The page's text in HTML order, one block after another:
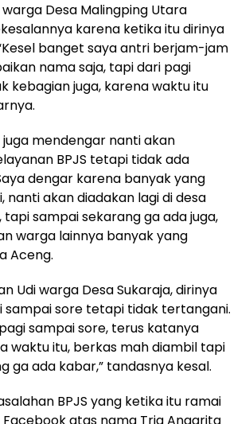
Desa Malingping Utara
karena ketika itu dirinya
banget saya antri berjam-jam
nama saja, tapi dari pagi
kebagian juga, karena waktu itu
juga mendengar nanti akan
BPJS tetapi tidak ada
dengar karena banyak yang
nanti akan diadakan lagi di desa
sampai sekarang ga ada juga,
warga lainnya banyak yang
Aceng.
Udi warga Desa Sukaraja, dirinya
sampai sore tetapi tidak tertangani.
sampai sore, terus katanya
waktu itu, berkas mah diambil tapi
ga ada kabar,” tandasnya kesal.
BPJS yang ketika itu ramai